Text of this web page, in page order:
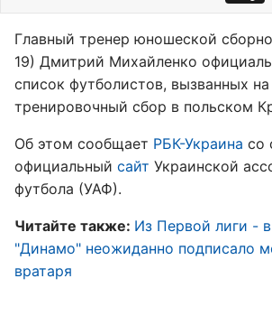
Главный тренер юношеской
19) Дмитрий Михайленко
список футболистов, вызванных
тренировочный сбор в польском
Об этом сообщает РБК-Украина со
официальный сайт Украинской
футбола (УАФ).
Читайте также: Из Первой лиги -
"Динамо" неожиданно подписало
вратаря